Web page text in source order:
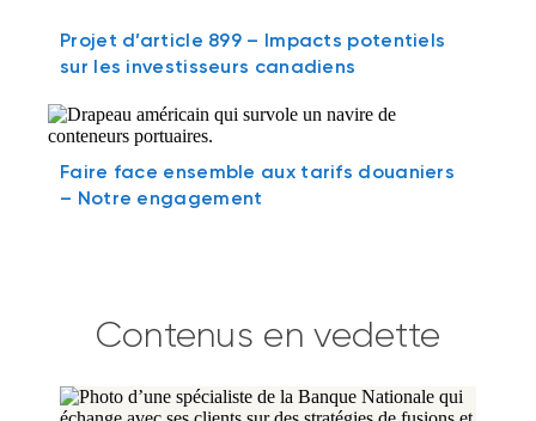
Projet d’article 899 – Impacts potentiels
sur les investisseurs canadiens
Faire face ensemble aux tarifs douaniers
– Notre engagement
Contenus en vedette